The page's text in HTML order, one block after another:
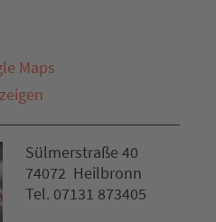
Maps
Sülmerstraße 40
74072 Heilbronn
Tel. 07131 873405